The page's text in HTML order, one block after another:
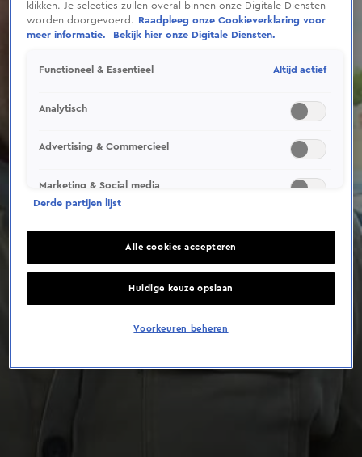
klikken. Je selecties zullen overal binnen onze Digitale Diensten
worden doorgevoerd.
Raadpleeg onze Cookieverklaring voor
meer informatie.
Bekijk hier onze Digitale Diensten.
Functioneel & Essentieel Altijd actief
Analytisch
Advertising & Commercieel
Marketing & Social media
Derde partijen lijst
Alle cookies accepteren
Huidige keuze opslaan
Voorkeuren beheren